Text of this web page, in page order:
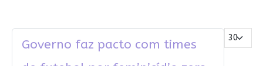
Mostrar #
Governo faz pacto com times